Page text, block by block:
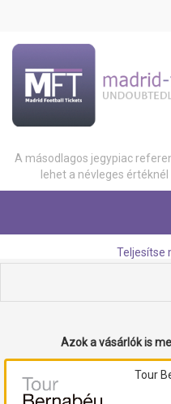
A másodlagos jegypiac
lehet a névleges
Teljesítse
Azok a vásárlók is
Tour